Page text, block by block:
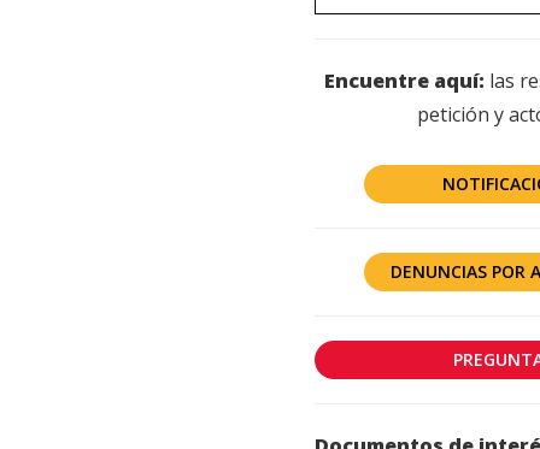
Encuentre aquí: las
petición y
DENUNCIAS POR